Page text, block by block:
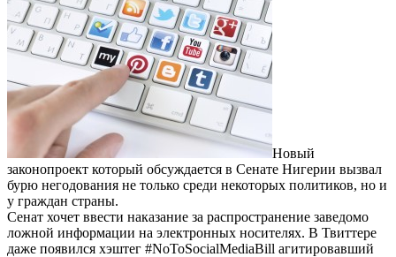
Новый
законопроект который обсуждается в Сенате Нигерии вызвал
бурю негодования не только среди некоторых политиков, но и
у граждан страны.
Сенат хочет ввести наказание за распространение заведомо
ложной информации на электронных носителях. В Твиттере
даже появился хэштег #NoToSocialMediaBill агитировавший